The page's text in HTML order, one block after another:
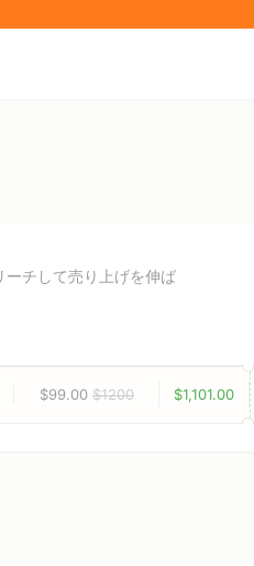
チして売り上げを伸ば
$99.00 $1200 $1,101.00